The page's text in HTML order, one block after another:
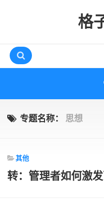
格
互动
专题名称： 思想
其他
转：管理者如何激